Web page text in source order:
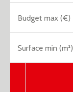
Budget max (€)
Surface min (m²)